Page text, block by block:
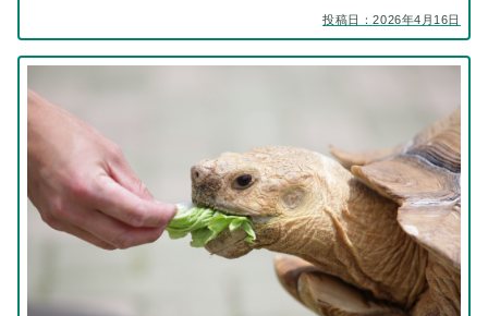
投稿日：2026年4月16日